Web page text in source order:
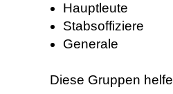
Hauptleute
Stabsoffiziere
Generale
Diese Gruppen